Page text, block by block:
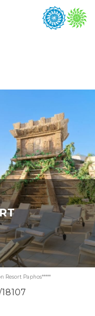
Resort Paphos*****